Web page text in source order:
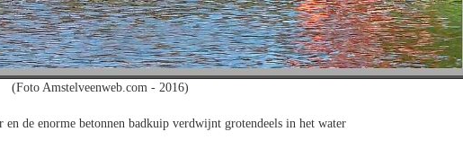
(Foto Amstelveenweb.com - 2016)
en de enorme betonnen badkuip verdwijnt grotendeels in het water